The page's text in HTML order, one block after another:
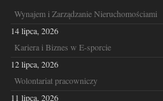
Wynajem i Zarządzanie Nieruchomościami
14 lipca, 2026
Kariera i Biznes w E-sporcie
12 lipca, 2026
Wolontariat pracowniczy
11 lipca, 2026